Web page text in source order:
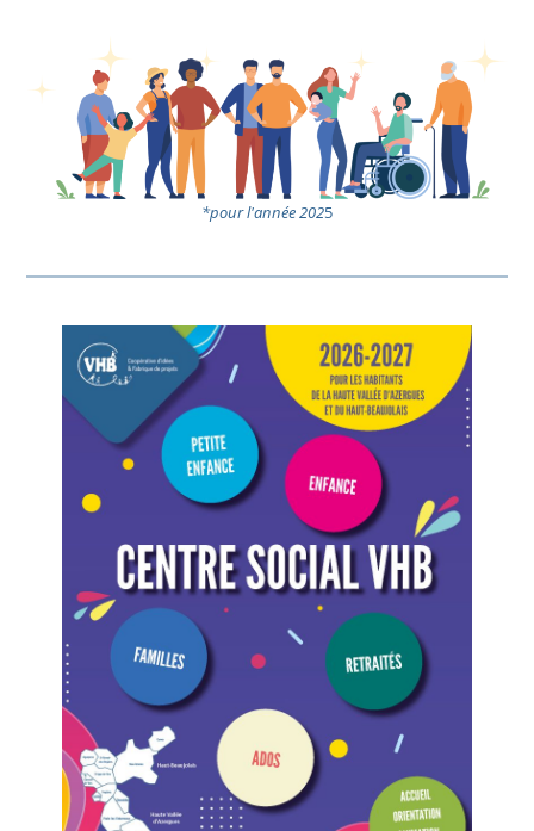
*pour l'année 2025